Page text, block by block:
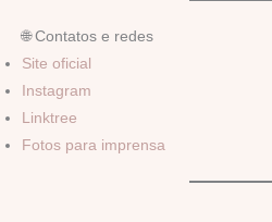
🌐 Contatos e redes
Site oficial
Instagram
Linktree
Fotos para imprensa